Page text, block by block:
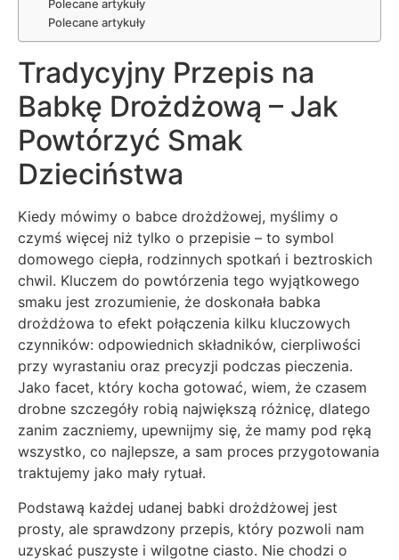
Polecane artykuły
Polecane artykuły
Tradycyjny Przepis na
Babkę Drożdżową – Jak
Powtórzyć Smak
Dzieciństwa
Kiedy mówimy o babce drożdżowej, myślimy o
czymś więcej niż tylko o przepisie – to symbol
domowego ciepła, rodzinnych spotkań i beztroskich
chwil. Kluczem do powtórzenia tego wyjątkowego
smaku jest zrozumienie, że doskonała babka
drożdżowa to efekt połączenia kilku kluczowych
czynników: odpowiednich składników, cierpliwości
przy wyrastaniu oraz precyzji podczas pieczenia.
Jako facet, który kocha gotować, wiem, że czasem
drobne szczegóły robią największą różnicę, dlatego
zanim zaczniemy, upewnijmy się, że mamy pod ręką
wszystko, co najlepsze, a sam proces przygotowania
traktujemy jako mały rytuał.
Podstawą każdej udanej babki drożdżowej jest
prosty, ale sprawdzony przepis, który pozwoli nam
uzyskać puszyste i wilgotne ciasto. Nie chodzi o